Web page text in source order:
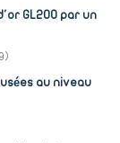
GL200 par un
)
au niveau